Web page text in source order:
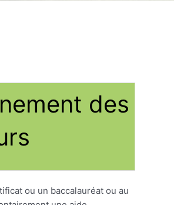
des
ou un baccalauréat ou au